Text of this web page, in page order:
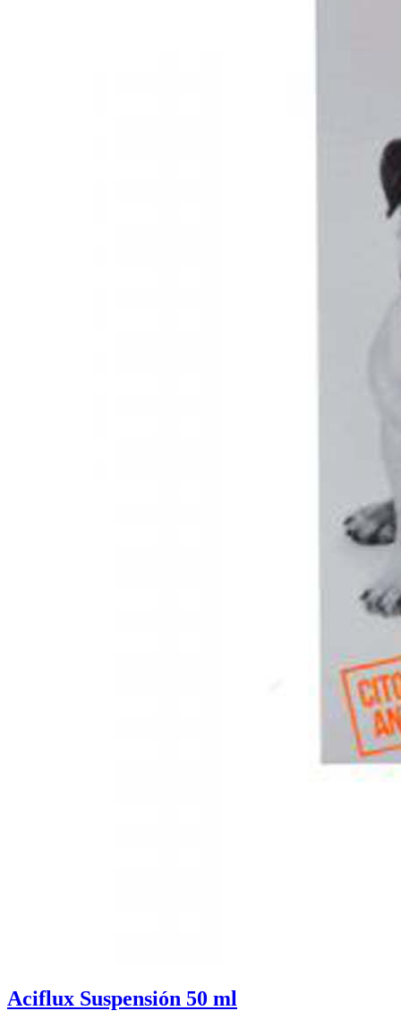
Aciflux Suspensión 50 ml